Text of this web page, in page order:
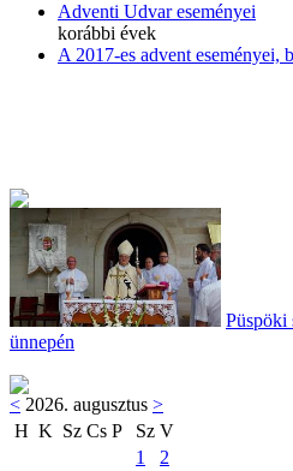
Adventi Udvar eseményei
korábbi évek
A 2017-es advent eseményei,
Püspöki
ünnepén
< 2026. augusztus >
H K Sz Cs P Sz V
1
2